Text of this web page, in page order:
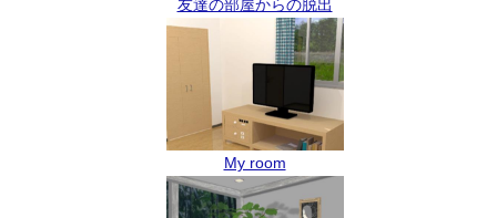
友達の部屋からの脱出
My room